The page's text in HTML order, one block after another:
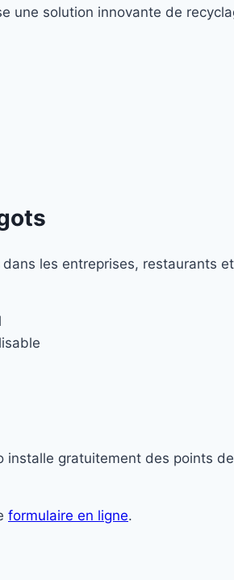
une solution innovante de
les entreprises, restaurants
gratuitement des points
formulaire en ligne.